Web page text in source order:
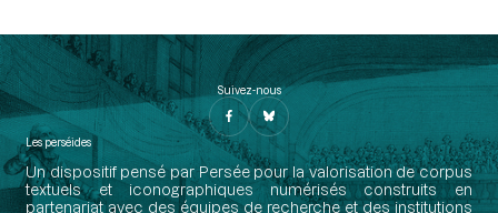
Suivez-nous
Les perséides
Un dispositif pensé par Persée pour la valorisation de corpus
textuels et iconographiques numérisés construits en
partenariat avec des équipes de recherche et des institutions